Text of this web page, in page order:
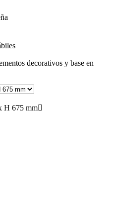
decorativos y base en
H 675 mm